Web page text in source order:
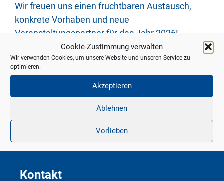
Cookie-Zustimmung verwalten
Wir verwenden Cookies, um unsere Website und unseren Service zu
optimieren.
Akzeptieren
Ablehnen
Vorlieben
Wir freuen uns einen fruchtbaren Austausch,
konkrete Vorhaben und neue
Veranstaltungspartner für das Jahr 2026!
Das Team von Smart City Eichenzell
Veranstaltungsort: Smart City Forum Eichenzell,
Fuldaer Straße 3A. Anmeldung bis zum
Kontakt